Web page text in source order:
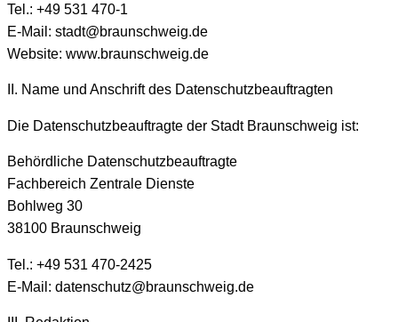
Tel.: +49 531 470-1
E-Mail: stadt@braunschweig.de
Website: www.braunschweig.de
II. Name und Anschrift des Datenschutzbeauftragten
Die Datenschutzbeauftragte der Stadt Braunschweig ist:
Behördliche Datenschutzbeauftragte
Fachbereich Zentrale Dienste
Bohlweg 30
38100 Braunschweig
Tel.: +49 531 470-2425
E-Mail: datenschutz@braunschweig.de